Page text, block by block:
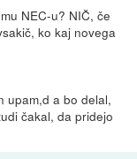
NEC-u? NIČ, če
ko kaj novega
upam,d a bo delal,
čakal, da pridejo